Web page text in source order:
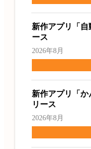
新作アプリ「自
ース
2026年8月
新作アプリ「か
リース
2026年8月